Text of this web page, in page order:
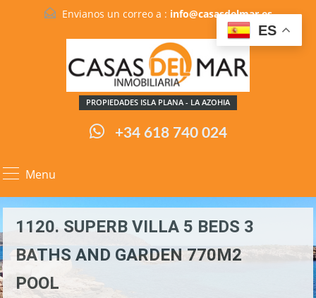
Envianos un correo a : info@casasdelmar.es
PROPIEDADES ISLA PLANA - LA AZOHIA
+34 618 740 024
Menu
1120. SUPERB VILLA 5 BEDS 3
BATHS AND GARDEN 770M2
POOL
ES